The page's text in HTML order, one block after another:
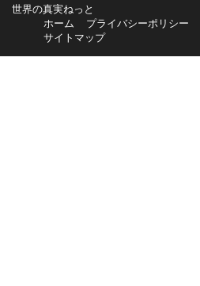
世界の真実ねっと
ホーム
プライバシーポリシー
サイトマップ